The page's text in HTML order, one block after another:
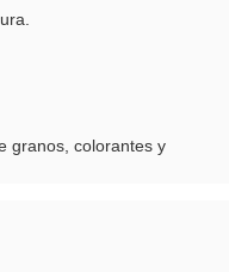
granos, colorantes y